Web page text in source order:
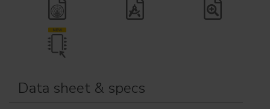
Data sheet & specs